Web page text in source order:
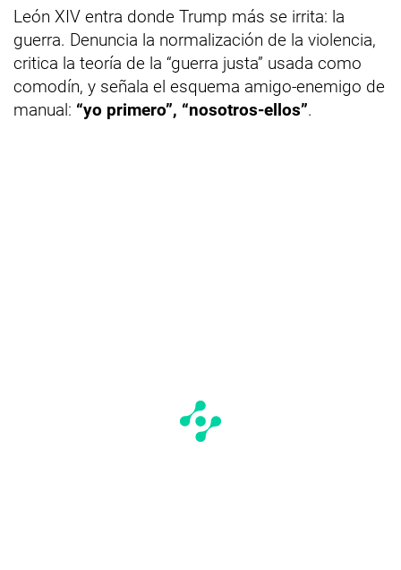
León XIV entra donde Trump más se irrita: la
guerra. Denuncia la normalización de la violencia,
critica la teoría de la “guerra justa” usada como
comodín, y señala el esquema amigo-enemigo de
manual: “yo primero”, “nosotros-ellos”.